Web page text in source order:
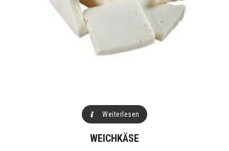
Weiterlesen
WEICHKÄSE